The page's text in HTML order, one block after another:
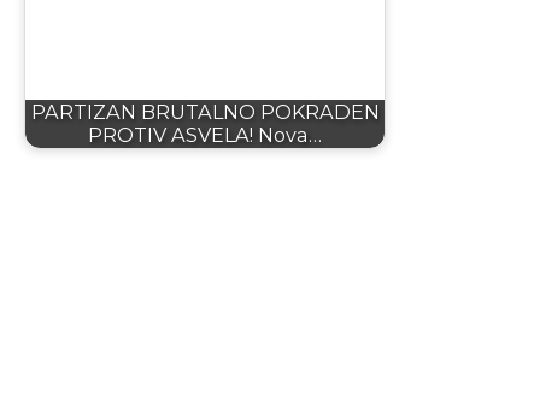
PARTIZAN BRUTALNO POKRADEN
PROTIV ASVELA! Nova…